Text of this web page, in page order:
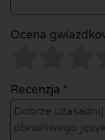
Ocena
Recenzja *